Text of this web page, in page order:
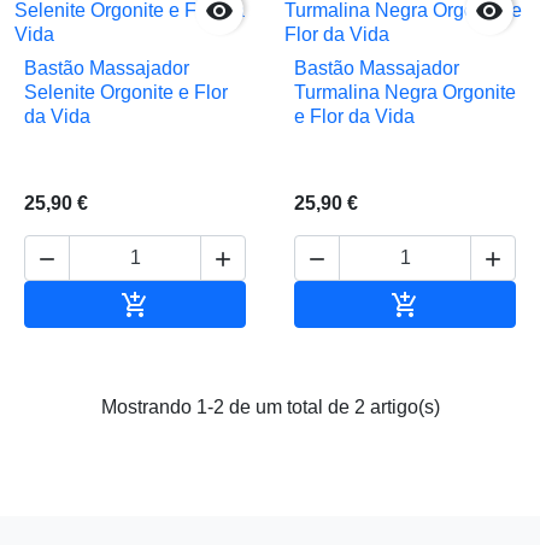

Bastão Massajador
Selenite Orgonite e Flor
da Vida
25,90 €
 


Bastão Massajador
Turmalina Negra Orgonite
e Flor da Vida
25,90 €
 

Mostrando 1-2 de um total de 2 artigo(s)